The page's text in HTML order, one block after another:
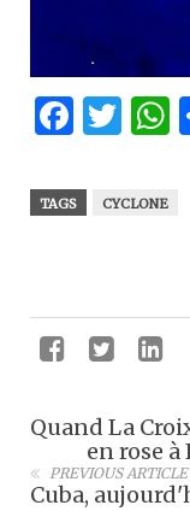
TAGS CYCLONE
Quand La
en rose
PREVIOUS ARTICLE
Cuba,